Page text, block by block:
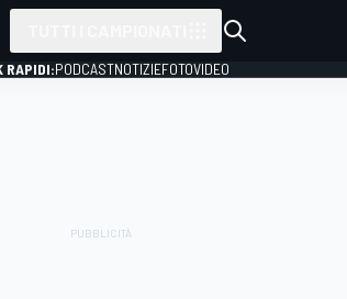
RAPIDI:PODCASTNOTIZIEFOTOVIDEO